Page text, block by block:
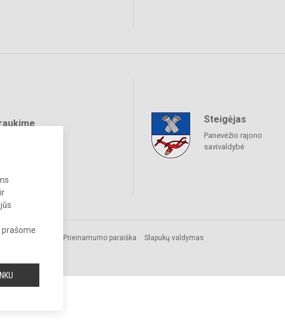
prašome
Steigėjas
Panevėžio rajono
savivaldybė
Prieinamumo paraiška Slapukų valdymas